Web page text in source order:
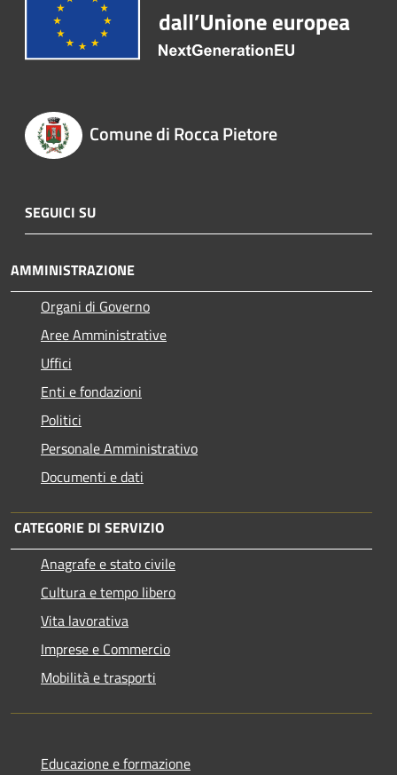
Comune di Rocca Pietore
SEGUICI SU
AMMINISTRAZIONE
Organi di Governo
Aree Amministrative
Uffici
Enti e fondazioni
Politici
Personale Amministrativo
Documenti e dati
CATEGORIE DI SERVIZIO
Anagrafe e stato civile
Cultura e tempo libero
Vita lavorativa
Imprese e Commercio
Mobilità e trasporti
Educazione e formazione